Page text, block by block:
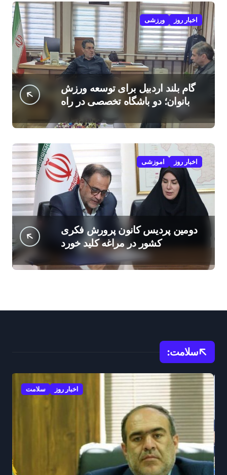
اخبار روز ورزشی
گام بلند اردبیل برای توسعه ورزش
بانوان؛ دو باشگاه تخصصی در راه
است
اخبار روز اموزشی
دومین پردیس کانون پرورش فکری
کشور در مراغه کلید خورد
سلامت:
اخبار روز سلامت